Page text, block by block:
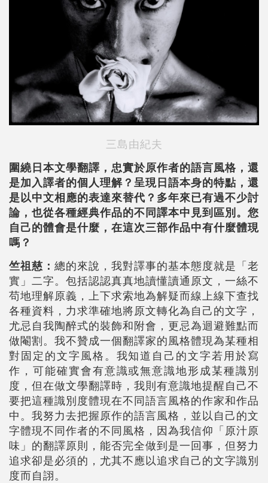
三島由紀夫
圍繞日本文學翻譯，忠實於原作者的語言風格，還
是加入譯者的個人理解？呈現日語本身的特點，還
是以中文相應的表達來替代？多年來已有過不少討
論，也從各種經典作品的不同譯本中見到區別。您
自己的體會是什麼，在這次三部作品中有什麼體現
嗎？
竺祖慈： 總的來說，我對譯事的基本態度就是「老
實」二字。包括認認真真地讀懂讀通原文，一絲不
苟地理解原義，上下求索地為解疑而線上線下查找
各種資料，力求準確地將原文轉化為自己的文字，
尤忌自我陶醉式的裝飾和附會，更忌為迴避難點而
做閹割。我不贊成一個翻譯家的風格體現為某種相
對固定的文字風格。我知道自己的文字若用於寫
作，可能確實會有意識或無意識地形成某種識別
度，但在做文學翻譯時，我則有意識地提醒自己不
要把這種識別度體現在不同語言風格的作家和作品
中。我努力去把握原作的語言風格，並以自己的文
字體現不同作者的不同風格，因為我信仰「原汁原
味」的翻譯原則，能否完全做到是一回事，但努力
追求卻是必須的，尤其不應以追求自己的文字識別
度而自詡。